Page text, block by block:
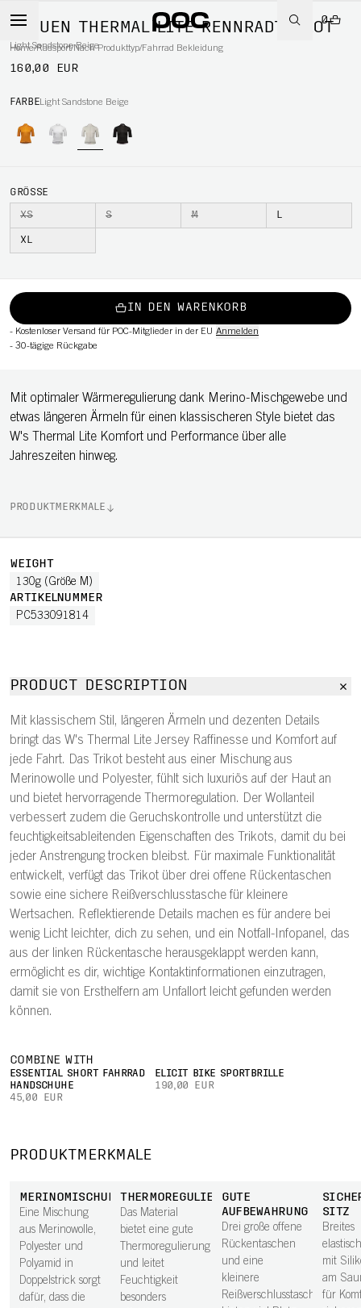
0
Home/Radsport/Nach Produkttyp/Fahrrad Bekleidung
FRAUEN THERMAL LITE RENNRADTRIKOT
Light Sandstone Beige
160,00 EUR
FARBELight Sandstone Beige
GRÖSSE
XS S M L
XL
IN DEN WARENKORB
- Kostenloser Versand für POC-Mitglieder in der EU Anmelden
- 30-tägige Rückgabe
Mit optimaler Wärmeregulierung dank Merino-Mischgewebe und
etwas längeren Ärmeln für einen klassischeren Style bietet das
W's Thermal Lite Komfort und Performance über alle
Jahreszeiten hinweg.
PRODUKTMERKMALE
WEIGHT
130g (Größe M)
ARTIKELNUMMER
PC533091814
PRODUCT DESCRIPTION
Mit klassischem Stil, längeren Ärmeln und dezenten Details
bringt das W's Thermal Lite Jersey Raffinesse und Komfort auf
jede Fahrt. Das Trikot besteht aus einer Mischung aus
Merinowolle und Polyester, fühlt sich luxuriös auf der Haut an
und bietet hervorragende Thermoregulation. Der Wollanteil
verbessert zudem die Geruchskontrolle und unterstützt die
feuchtigkeitsableitenden Eigenschaften des Trikots, damit du bei
jeder Anstrengung trocken bleibst. Für maximale Funktionalität
entwickelt, verfügt das Trikot über drei offene Rückentaschen
sowie eine sichere Reißverschlusstasche für kleinere
Wertsachen. Reflektierende Details machen es für andere bei
wenig Licht leichter, dich zu sehen, und ein Notfall-Infopanel, das
aus der linken Rückentasche herausgeklappt werden kann,
ermöglicht es dir, wichtige Kontaktinformationen einzutragen,
damit sie von Ersthelfern am Unfallort leicht gefunden werden
können.
COMBINE WITH
ESSENTIAL SHORT FAHRRAD
HANDSCHUHE
45,00 EUR
ELICIT BIKE SPORTBRILLE
190,00 EUR
PRODUKTMERKMALE
MERINOMISCHUNG
Eine Mischung
aus Merinowolle,
Polyester und
Polyamid in
Doppelstrick sorgt
dafür, dass die
THERMOREGULIERUNG
Das Material
bietet eine gute
Thermoregulierung
und leitet
Feuchtigkeit
besonders
GUTE
AUFBEWAHRUNG
Drei große offene
Rückentaschen
und eine
kleinere
Reißverschlusstasche
SITZ
Breites
mit
am
für